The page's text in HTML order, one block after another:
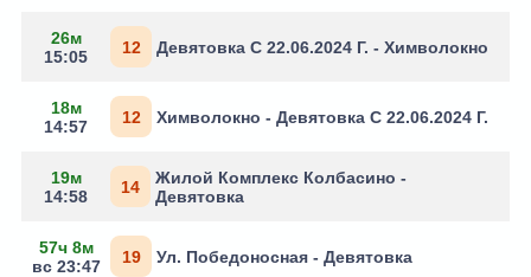
26м
15:05
12 Девятовка С 22.06.2024 Г. - Химволокно
18м
14:57
12 Химволокно - Девятовка С 22.06.2024 Г.
19м
14:58
14
Жилой Комплекс Колбасино -
Девятовка
57ч 8м
вс 23:47
19 Ул. Победоносная - Девятовка